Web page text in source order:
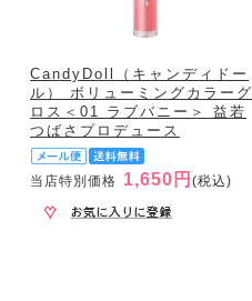
CandyDoll（キャンディドー
ル） ボリューミングカラーグ
ロス＜01 ラブバニー＞ 益若
つばさプロデュース
当店特別価格 1,650円(税込)